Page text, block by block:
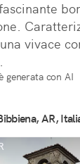
vivace
generata con AI
AR,